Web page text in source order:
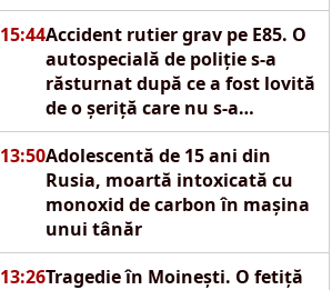
15:44Accident rutier grav pe E85. O
autospecială de poliție s-a
răsturnat după ce a fost lovită
de o șeriță care nu s-a
asigurat
13:50Adolescentă de 15 ani din
Rusia, moartă intoxicată cu
monoxid de carbon în mașina
unui tânăr
13:26Tragedie în Moinești. O fetiță